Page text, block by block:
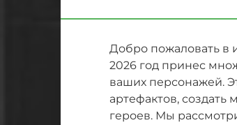
Добро пожаловать в
2026 год принес
ваших персонажей.
артефактов,
героев. Мы